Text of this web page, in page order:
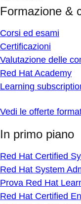
Formazione &
Corsi ed esami
Certificazioni
Valutazione delle
Red Hat Academy
Learning
Vedi le offerte
In primo piano
Red Hat Certified
Red Hat System
Prova Red Hat
Red Hat Certified